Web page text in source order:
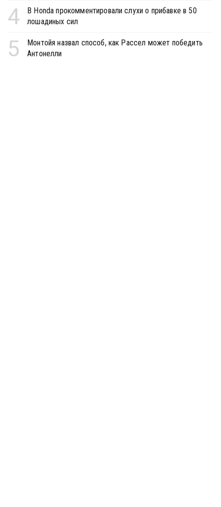
4
В Honda прокомментировали слухи о прибавке в 50
лошадиных сил
5
Монтойя назвал способ, как Рассел может победить
Антонелли